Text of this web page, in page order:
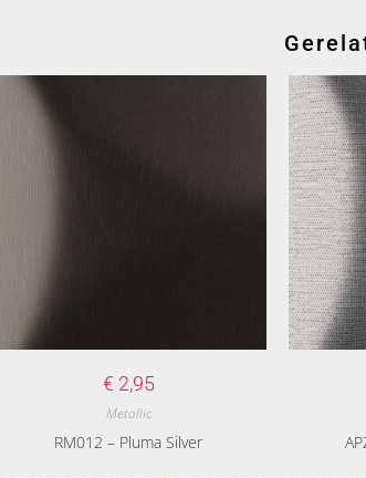
€ 2,95
Metallic
RM012 – Pluma Silver